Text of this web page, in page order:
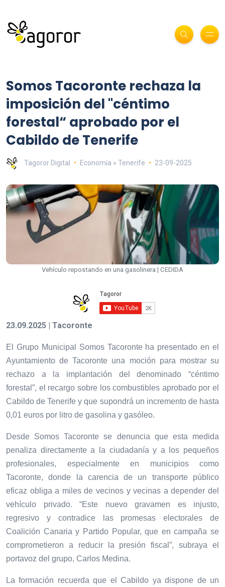
Somos Tacoronte rechaza la
imposición del "céntimo
forestal“ aprobado por el
Cabildo de Tenerife
Tagoror Digital Economía » Tenerife 23-09-2025
Vehículo repostando en una gasolinera | CEDIDA
23.09.2025 | Tacoronte
El Grupo Municipal Somos Tacoronte ha presentado en el
Ayuntamiento de Tacoronte una moción para mostrar su
rechazo a la implantación del denominado “céntimo
forestal”, el recargo sobre los combustibles aprobado por el
Cabildo de Tenerife y que supondrá un incremento de hasta
0,01 euros por litro de gasolina y gasóleo.
Desde Somos Tacoronte se denuncia que esta medida
penaliza directamente a la ciudadanía y a los pequeños
profesionales, especialmente en municipios como
Tacoronte, donde la carencia de un transporte público
eficaz obliga a miles de vecinos y vecinas a depender del
vehículo privado. “Este nuevo gravamen es injusto,
regresivo y contradice las promesas electorales de
Coalición Canaria y Partido Popular, que en campaña se
comprometieron a reducir la presión fiscal”, subraya el
portavoz del grupo, Carlos Medina.
La formación recuerda que el Cabildo ya dispone de un